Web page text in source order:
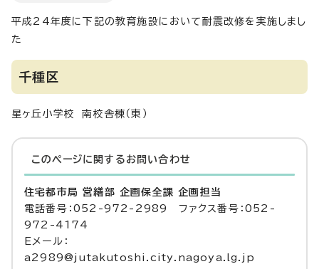
平成24年度に下記の教育施設において耐震改修を実施しまし
た
千種区
星ヶ丘小学校 南校舎棟（東）
このページに関する お問い合わせ
住宅都市局 営繕部 企画保全課 企画担当
電話番号：052-972-2989 ファクス番号：052-
972-4174
Eメール：
a2989@jutakutoshi.city.nagoya.lg.jp